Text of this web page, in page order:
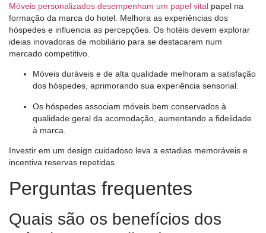
Móveis personalizados desempenham um papel vital papel na
formação da marca do hotel. Melhora as experiências dos
hóspedes e influencia as percepções. Os hotéis devem explorar
ideias inovadoras de mobiliário para se destacarem num
mercado competitivo.
Móveis duráveis ​​e de alta qualidade melhoram a satisfação
dos hóspedes, aprimorando sua experiência sensorial.
Os hóspedes associam móveis bem conservados à
qualidade geral da acomodação, aumentando a fidelidade
à marca.
Investir em um design cuidadoso leva a estadias memoráveis ​​e
incentiva reservas repetidas.
Perguntas frequentes
Quais são os benefícios dos